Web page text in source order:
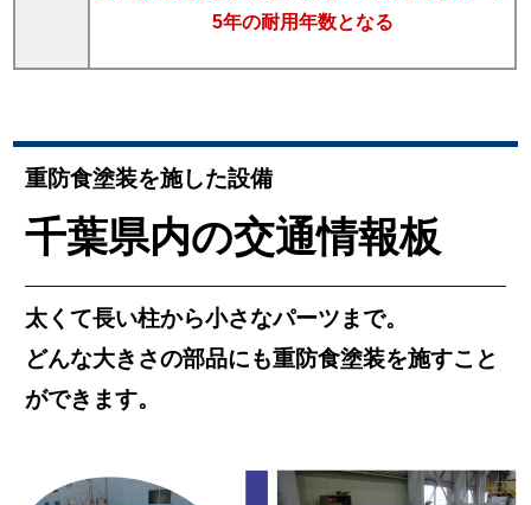
5年の耐用年数となる
重防食塗装を施した設備
千葉県内の交通情報板
太くて長い柱から小さなパーツまで。
どんな大きさの部品にも重防食塗装を施すこと
ができます。